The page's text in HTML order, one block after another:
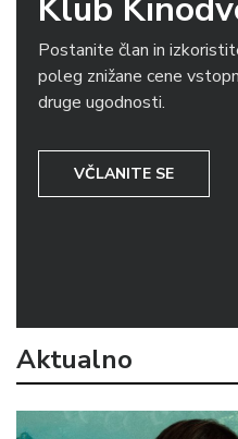
Postanite član in
poleg znižane cene
druge ugodnosti.
VČLANITE SE
Aktualno